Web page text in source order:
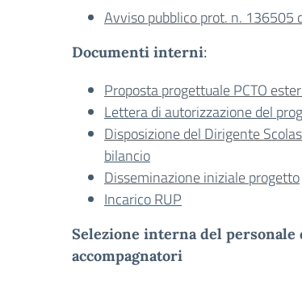
Avviso pubblico prot. n.
Documenti interni:
Proposta progettuale PCTO
Lettera di autorizzazione del
Disposizione del Dirigente
bilancio
Disseminazione iniziale progetto
Incarico RUP
Selezione interna del personale
accompagnatori